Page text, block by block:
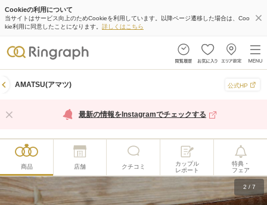
Cookieの利用について
当サイトはサービス向上のためCookieを利用しています。以降ページ遷移した場合は、Coo
kie利用に同意したことになります。 詳しくはこちら
AMATSU(アマツ) 公式HP
最新の情報をInstagramでチェックする
商品 店舗 クチコミ
カップル
レポート
特典・
フェア
2 / 7